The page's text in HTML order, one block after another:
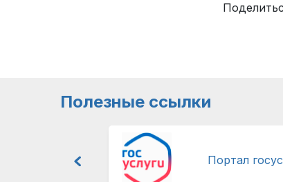
Полезные ссылки
Портал